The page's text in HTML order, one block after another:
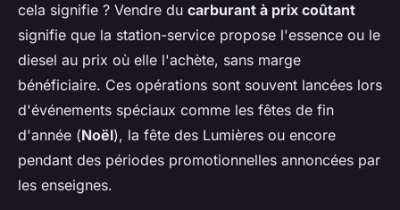
cela signifie ? Vendre du carburant à prix coûtant
signifie que la station-service propose l'essence ou le
diesel au prix où elle l'achète, sans marge
bénéficiaire. Ces opérations sont souvent lancées lors
d'événements spéciaux comme les fêtes de fin
d'année (Noël), la fête des Lumières ou encore
pendant des périodes promotionnelles annoncées par
les enseignes.